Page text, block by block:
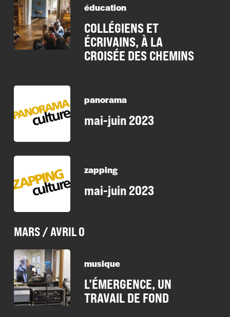
éducation
COLLÉGIENS ET
ÉCRIVAINS, À LA
CROISÉE DES CHEMINS
panorama
mai-juin 2023
zapping
mai-juin 2023
MARS / AVRIL 0
musique
L’ÉMERGENCE, UN
TRAVAIL DE FOND